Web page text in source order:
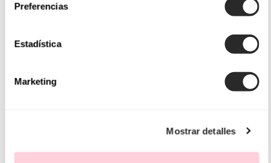
Preferencias
Estadística
Marketing
Mostrar detalles